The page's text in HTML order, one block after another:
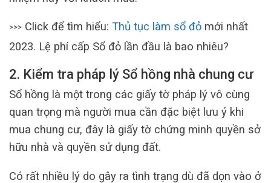
>>> Click để tìm hiểu: Thủ tục làm sổ đỏ mới nhất
2023. Lệ phí cấp Sổ đỏ lần đầu là bao nhiêu?
2. Kiểm tra pháp lý Sổ hồng nhà chung cư
Sổ hồng là một trong các giấy tờ pháp lý vô cùng
quan trọng mà người mua cần đặc biệt lưu ý khi
mua chung cư, đây là giấy tờ chứng minh quyền sở
hữu nhà và quyền sử dụng đất.
Có rất nhiều lý do gây ra tình trạng dù đã dọn vào ở